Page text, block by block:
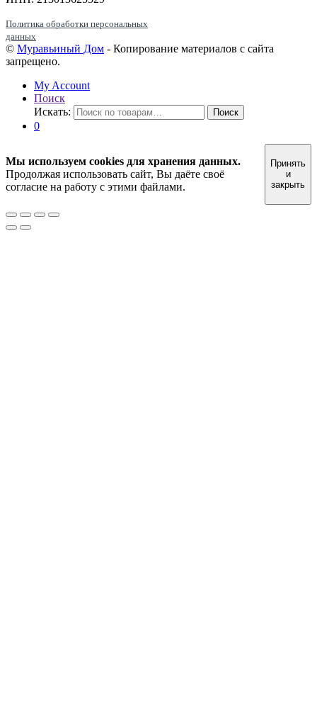
Политика обработки персональных
данных
© Муравьиный Дом - Копирование материалов с сайта
запрещено.
My Account
Поиск
Искать:
Поиск
0
Мы используем cookies для хранения данных.
Продолжая использовать сайт, Вы даёте своё
согласие на работу с этими файлами.
Принять
и
закрыть